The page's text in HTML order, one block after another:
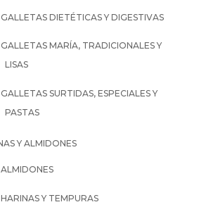
GALLETAS DIETÉTICAS Y DIGESTIVAS
GALLETAS MARÍA, TRADICIONALES Y
LISAS
GALLETAS SURTIDAS, ESPECIALES Y
PASTAS
Y ALMIDONES
ALMIDONES
HARINAS Y TEMPURAS